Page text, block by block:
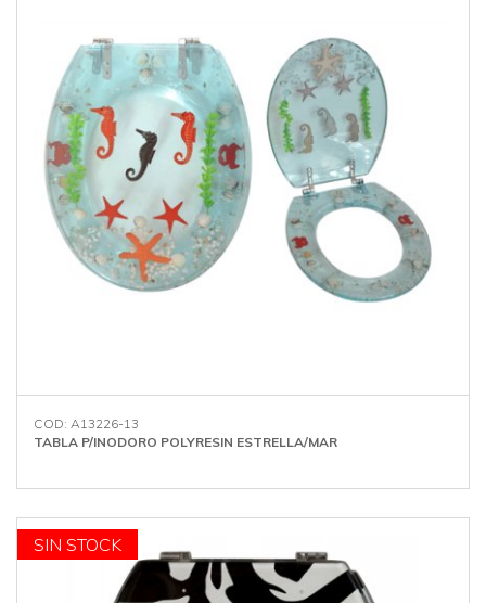
COD: A13226-13
TABLA P/INODORO POLYRESIN ESTRELLA/MAR
OFERTA
SIN STOCK